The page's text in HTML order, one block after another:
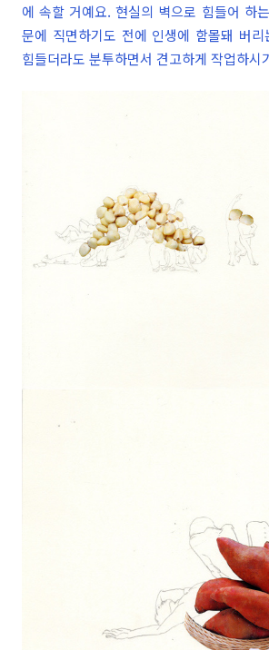
에 속할 거예요. 현실의 벽으로 힘들어 하
문에 직면하기도 전에 인생에 함몰돼 버
힘들더라도 분투하면서 견고하게 작업하시